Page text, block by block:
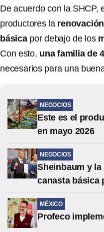
De acuerdo con la SHCP,
productores la
básicapor debajo de los
Con esto, una familia de
necesarios para una
NEGOCIOS
Este es el
en mayo 2026
NEGOCIOS
Sheinbaum y la
canasta básica
MÉXICO
Profeco